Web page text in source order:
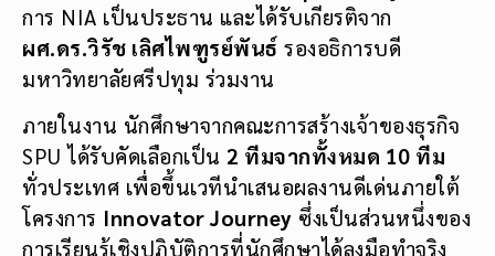
การ NIA เป็นประธาน และได้รับเกียรติจาก
ผศ.ดร.วิรัช เลิศไพฑูรย์พันธ์ รองอธิการบดี
มหาวิทยาลัยศรีปทุม ร่วมงาน
ภายในงาน นักศึกษาจากคณะการสร้างเจ้าของธุรกิจ
SPU ได้รับคัดเลือกเป็น 2 ทีมจากทั้งหมด 10 ทีม
ทั่วประเทศ เพื่อขึ้นเวทีนำเสนอผลงานดีเด่นภายใต้
โครงการ Innovator Journey ซึ่งเป็นส่วนหนึ่งของ
การเรียนรู้เชิงปฏิบัติการที่นักศึกษาได้ลงมือทำจริง